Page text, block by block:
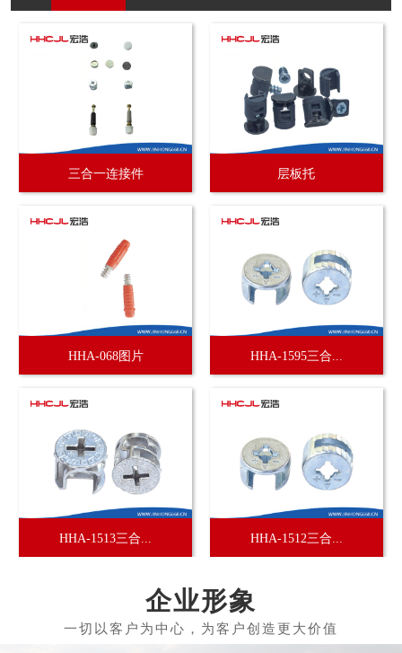
三合一连接件 层板托
HHA-068图片 HHA-1595三合...
HHA-1513三合... HHA-1512三合...
企业形象